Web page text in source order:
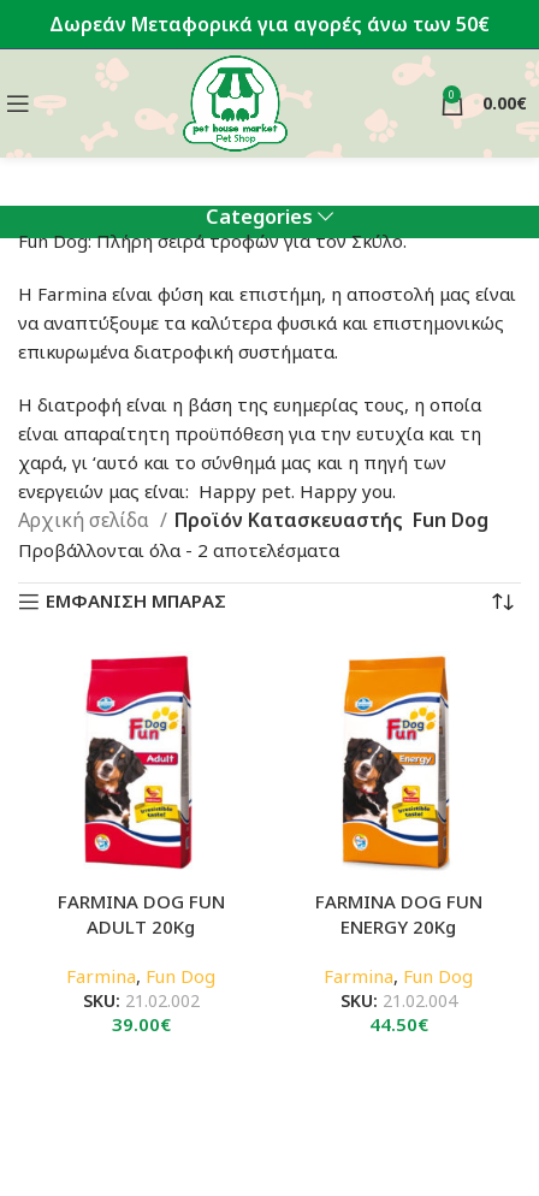
Δωρεάν Μεταφορικά για αγορές άνω των 50€
0 0.00€
Categories
Fun Dog: Πλήρη σειρά τροφών για τον Σκύλο.
Η Farmina είναι φύση και επιστήμη, η αποστολή μας είναι
να αναπτύξουμε τα καλύτερα φυσικά και επιστημονικώς
επικυρωμένα διατροφική συστήματα.
Η διατροφή είναι η βάση της ευημερίας τους, η οποία
είναι απαραίτητη προϋπόθεση για την ευτυχία και τη
χαρά, γι ‘αυτό και το σύνθημά μας και η πηγή των
ενεργειών μας είναι: Happy pet. Happy you.
Αρχική σελίδα Προϊόν Κατασκευαστής Fun Dog
Προβάλλονται όλα - 2 αποτελέσματα
by
ΕΜΦΑΝΙΣΗ ΜΠΑΡΑΣ
FARMINA DOG FUN
ADULT 20Kg
Farmina, Fun Dog
SKU: 21.02.002
39.00€
FARMINA DOG FUN
ENERGY 20Kg
Farmina, Fun Dog
SKU: 21.02.004
44.50€